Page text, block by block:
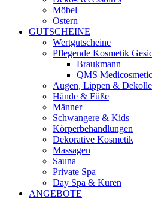
Möbel
Ostern
GUTSCHEINE
Wertgutscheine
Pflegende Kosmetik
Braukmann
QMS
Augen, Lippen &
Hände & Füße
Männer
Schwangere & Kids
Körperbehandlungen
Dekorative Kosmetik
Massagen
Sauna
Private Spa
Day Spa & Kuren
ANGEBOTE